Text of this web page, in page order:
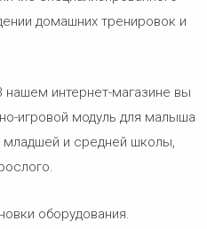
домашних тренировок и
интернет-магазине вы
игровой модуль для малыша
младшей и средней школы,
оборудования.